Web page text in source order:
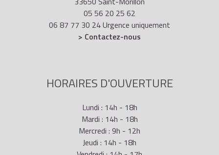
05 56 20 25 62
06 87 77 30 24 Urgence uniquement
> Contactez-nous
HORAIRES D'OUVERTURE
Lundi : 14h - 18h
Mardi : 14h - 18h
Mercredi : 9h - 12h
Jeudi : 14h - 18h